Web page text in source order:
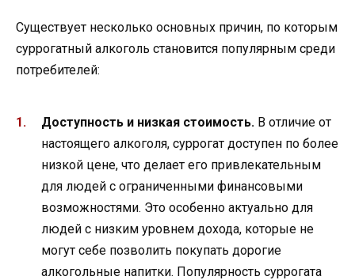
Существует несколько основных причин, по которым
суррогатный алкоголь становится популярным среди
потребителей:
Доступность и низкая стоимость. В отличие от
настоящего алкоголя, суррогат доступен по более
низкой цене, что делает его привлекательным
для людей с ограниченными финансовыми
возможностями. Это особенно актуально для
людей с низким уровнем дохода, которые не
могут себе позволить покупать дорогие
алкогольные напитки. Популярность суррогата